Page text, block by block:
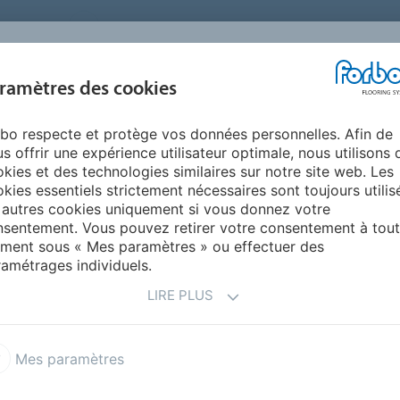
FRANCE
BLOG &
REALISATIONS
FAQ AIDE
acoustique, naturellement antibactérien…
linoléum, des sols parfaitement adaptés à
nombreux secteurs tels que
tendance, le linoléum répondra aussi présent dans
modulaires en lames et dalles, le linoléum trouve
des cookies
respecte et protège vos données personnelles. Afin de
offrir une expérience utilisateur optimale, nous utilisons
et des technologies similaires sur notre site web. Les
essentiels strictement nécessaires sont toujours
cookies uniquement si vous donnez votre
Vous pouvez retirer votre consentement à tout
sous « Mes paramètres » ou effectuer des
individuels.
LIRE PLUS
Mes paramètres